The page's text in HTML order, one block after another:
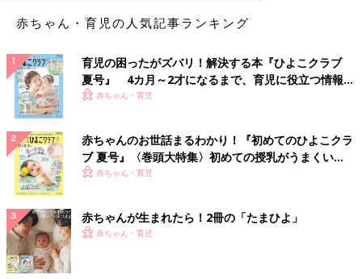
赤ちゃん・育児の人気記事ランキング
育児の困ったがズバリ！解決する本『ひよこクラブ
夏号』 4カ月～2才になるまで、育児に役立つ情報が
いっぱい！
赤ちゃん・育児
赤ちゃんのお世話まるわかり！『初めてのひよこクラ
ブ 夏号』〈巻頭大特集〉初めての授乳がうまくい
く！ おっぱい・ミルクの基本と夏のトラブル 解決テ
赤ちゃん・育児
赤ちゃんが生まれたら！2冊の「たまひよ」
赤ちゃん・育児